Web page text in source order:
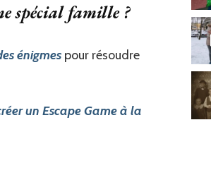
spécial famille ?
énigmes pour résoudre
un Escape Game à la